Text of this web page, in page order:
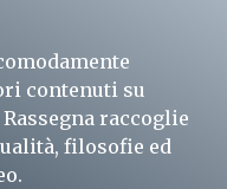
contenuti su
raccoglie
filosofie ed